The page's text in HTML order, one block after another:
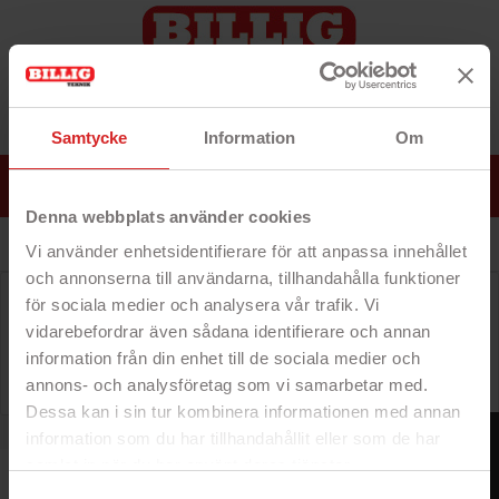
Samtycke Information Om
Denna webbplats använder cookies
Vi använder enhetsidentifierare för att anpassa innehållet
och annonserna till användarna, tillhandahålla funktioner
för sociala medier och analysera vår trafik. Vi
vidarebefordrar även sådana identifierare och annan
information från din enhet till de sociala medier och
annons- och analysföretag som vi samarbetar med.
Dessa kan i sin tur kombinera informationen med annan
information som du har tillhandahållit eller som de har
0
Kategorien er i øjeblikket tom
...og vi vil forsøge at besætte den så hurtigt som
muligt. I mellemtiden kan du navigere rundt på vores
websted på jagt efter andre fund!